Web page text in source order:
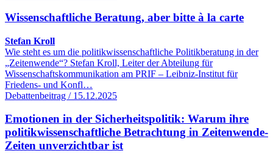
Wissenschaftliche Beratung, aber bitte à la carte
Stefan Kroll
Wie steht es um die politikwissenschaftliche Politikberatung in der
„Zeitenwende“? Stefan Kroll, Leiter der Abteilung für
Wissenschaftskommunikation am PRIF – Leibniz-Institut für
Friedens- und Konfl…
Debattenbeitrag / 15.12.2025
Emotionen in der Sicherheitspolitik: Warum ihre
politikwissenschaftliche Betrachtung in Zeitenwende-
Zeiten unverzichtbar ist